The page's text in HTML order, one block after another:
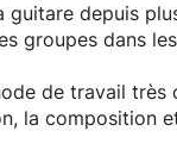
guitare depuis
groupes dans
de travail
la composition